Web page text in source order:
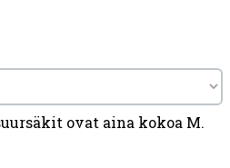
ovat aina kokoa M.